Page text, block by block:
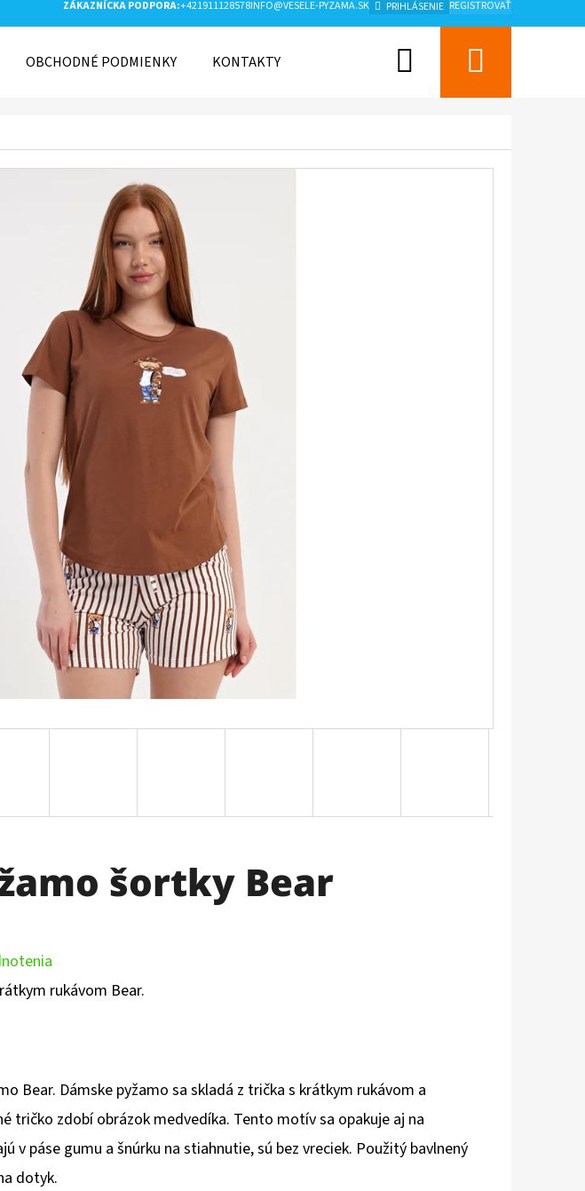
ZÁKAZNÍCKA PODPORA:+421911128578INFO@VESELE-PYZAMA.SK PRIHLÁSENIE REGISTROVAŤ
OBCHODNÉ PODMIENKY KONTAKTY Hľadať
šortky Bear
rukávom Bear.
Bear. Dámske pyžamo sa skladá z trička s krátkym rukávom a
tričko zdobí obrázok medvedíka. Tento motív sa opakuje aj na
v páse gumu a šnúrku na stiahnutie, sú bez vreciek. Použitý bavlnený
dotyk.
DÁMSKE DOMÁCE ŠATY S TROJŠTVRŤOVÝM